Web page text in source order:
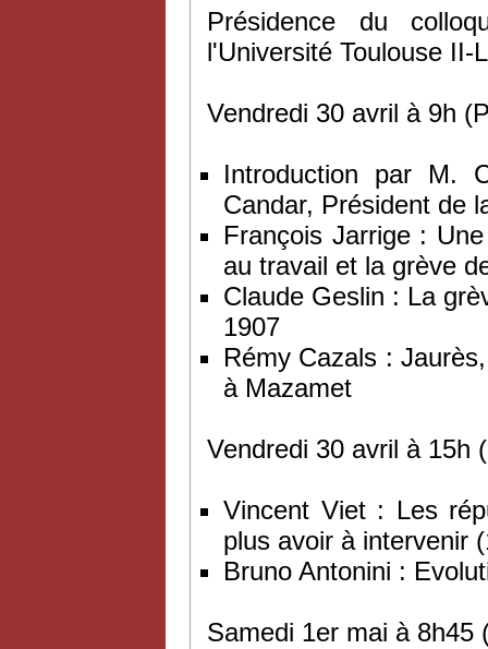
Présidence du
l'Université Toulouse II-
Vendredi 30 avril à 9h
Introduction par M.
Candar, Président de
François Jarrige :
au travail et la grève
Claude Geslin : La
1907
Rémy Cazals :
à Mazamet
Vendredi 30 avril à 15h
Vincent Viet : Les
plus avoir à intervenir
Bruno Antonini :
Samedi 1er mai à 8h45